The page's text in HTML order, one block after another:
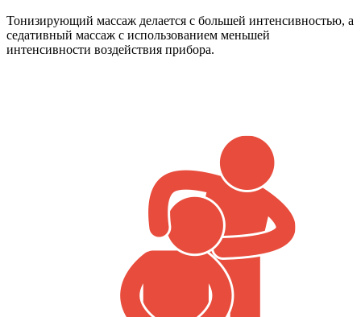
Тонизирующий массаж делается с большей интенсивностью, а
седативный массаж с использованием меньшей
интенсивности воздействия прибора.